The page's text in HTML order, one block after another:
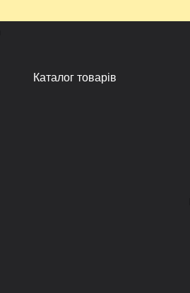
Каталог товарів